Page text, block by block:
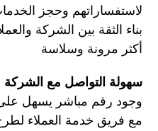
لاستفساراتهم وحجز
بناء الثقة بين الشركة
أكثر مرونة وسلاسة
سهولة التواصل مع الشركة
وجود رقم مباشر يسهل على
مع فريق خدمة العملاء